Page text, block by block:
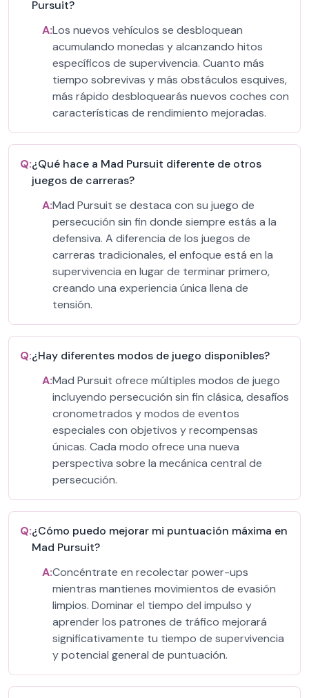
Pursuit?
A:Los nuevos vehículos se desbloquean
acumulando monedas y alcanzando hitos
específicos de supervivencia. Cuanto más
tiempo sobrevivas y más obstáculos esquives,
más rápido desbloquearás nuevos coches con
características de rendimiento mejoradas.
Q:¿Qué hace a Mad Pursuit diferente de otros
juegos de carreras?
A:Mad Pursuit se destaca con su juego de
persecución sin fin donde siempre estás a la
defensiva. A diferencia de los juegos de
carreras tradicionales, el enfoque está en la
supervivencia en lugar de terminar primero,
creando una experiencia única llena de
tensión.
Q:¿Hay diferentes modos de juego disponibles?
A:Mad Pursuit ofrece múltiples modos de juego
incluyendo persecución sin fin clásica, desafíos
cronometrados y modos de eventos
especiales con objetivos y recompensas
únicas. Cada modo ofrece una nueva
perspectiva sobre la mecánica central de
persecución.
Q:¿Cómo puedo mejorar mi puntuación máxima en
Mad Pursuit?
A:Concéntrate en recolectar power-ups
mientras mantienes movimientos de evasión
limpios. Dominar el tiempo del impulso y
aprender los patrones de tráfico mejorará
significativamente tu tiempo de supervivencia
y potencial general de puntuación.